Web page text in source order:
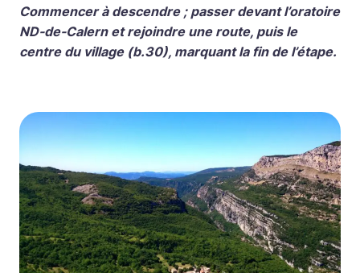
Commencer à descendre ; passer devant l’oratoire
ND-de-Calern et rejoindre une route, puis le
centre du village (b.30), marquant la fin de l’étape.